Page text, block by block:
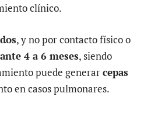
clínico.
, y no por contacto físico o
4 a 6 meses, siendo
puede generarcepas
en casos pulmonares.